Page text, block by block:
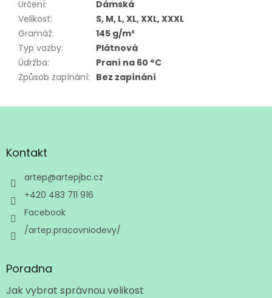
Určení:
Dámská
Velikost:
S, M, L, XL, XXL, XXXL
Gramáž:
145 g/m²
Typ vazby:
Plátnová
Údržba:
Praní na 60 °C
Způsob zapínání: Bez zapínání
Z
aKontakt
artep@artepjbc.cz
+420 483 711 916
Facebook
/artep.pracovniodevy/
Poradna
Jak vybrat správnou velikost